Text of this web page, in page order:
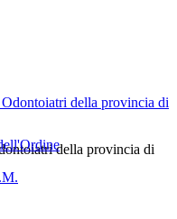
della provincia di